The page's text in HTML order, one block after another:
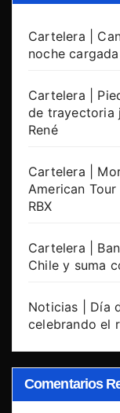
Cartelera |
noche
Cartelera |
de trayectoria
René
Cartelera |
American
RBX
Cartelera |
Chile y suma
Noticias | Día
celebrando el
Comentarios